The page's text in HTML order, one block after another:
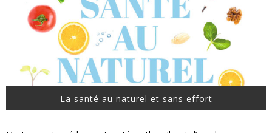
Yoshi and the mysterious book
La santé au naturel et sans effort